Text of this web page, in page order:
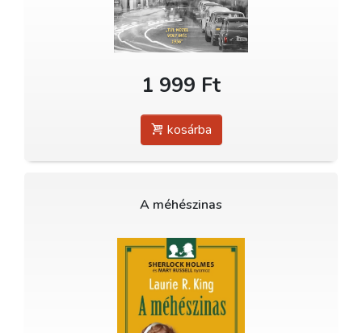
1 999 Ft
kosárba
A méhészinas